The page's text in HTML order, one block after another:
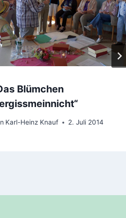
Blümchen
Karl-Heinz Knauf 2. Juli 2014